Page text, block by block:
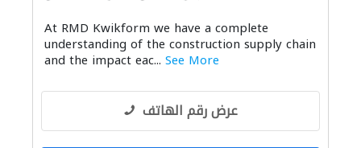
نظام الصرف الصحي الحديد والأدوات المعدنية
صيانة المباني
At RMD Kwikform we have a complete
understanding of the construction supply chain
and the impact eac... See More
عرض رقم الهاتف